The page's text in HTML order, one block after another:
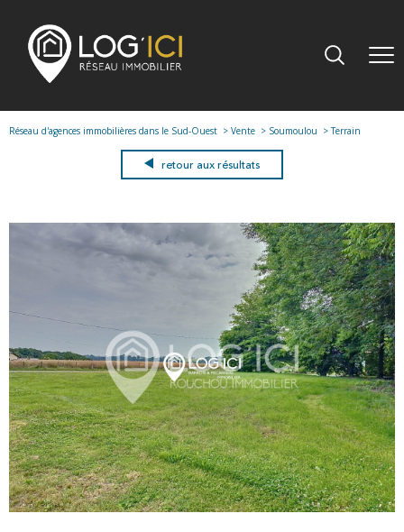
Réseau d'agences immobilières dans le Sud-Ouest Vente Soumoulou Terrain
retour aux résultats